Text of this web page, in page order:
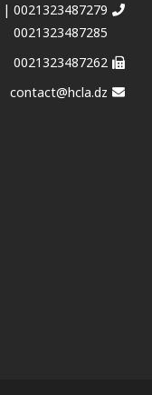
0021323487279 |
0021323487285
0021323487262
contact@hcla.dz